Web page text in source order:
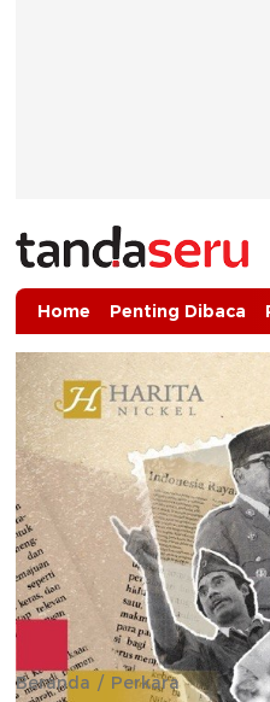
tandaseru.com | Penting
tandaseru.com
Home Penting Dibaca
Beranda Perkara